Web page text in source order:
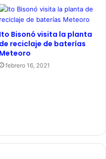
Ito Bisonó visita la planta
de reciclaje de baterías
Meteoro
febrero 16, 2021